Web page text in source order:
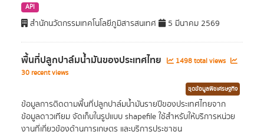
API
สำนักนวัตกรรมเทคโนโลยีภูมิสารสนเทศ 5 มีนาคม 2569
พื้นที่ปลูกปาล์มน้ำมันของประเทศไทย
1498 total views
30 recent views
ชุดข้อมูลพืชเศรษฐกิจ
ข้อมูลการติดตามพื้นที่ปลูกปาล์มน้ำมันรายปีของประเทศไทยจาก
ข้อมูลดาวเทียม จัดเก็บในรูปแบบ shapefile ใช้สำหรับให้บริการหน่วย
งานที่เกี่ยวข้องด้านการเกษตร และบริการประชาชน